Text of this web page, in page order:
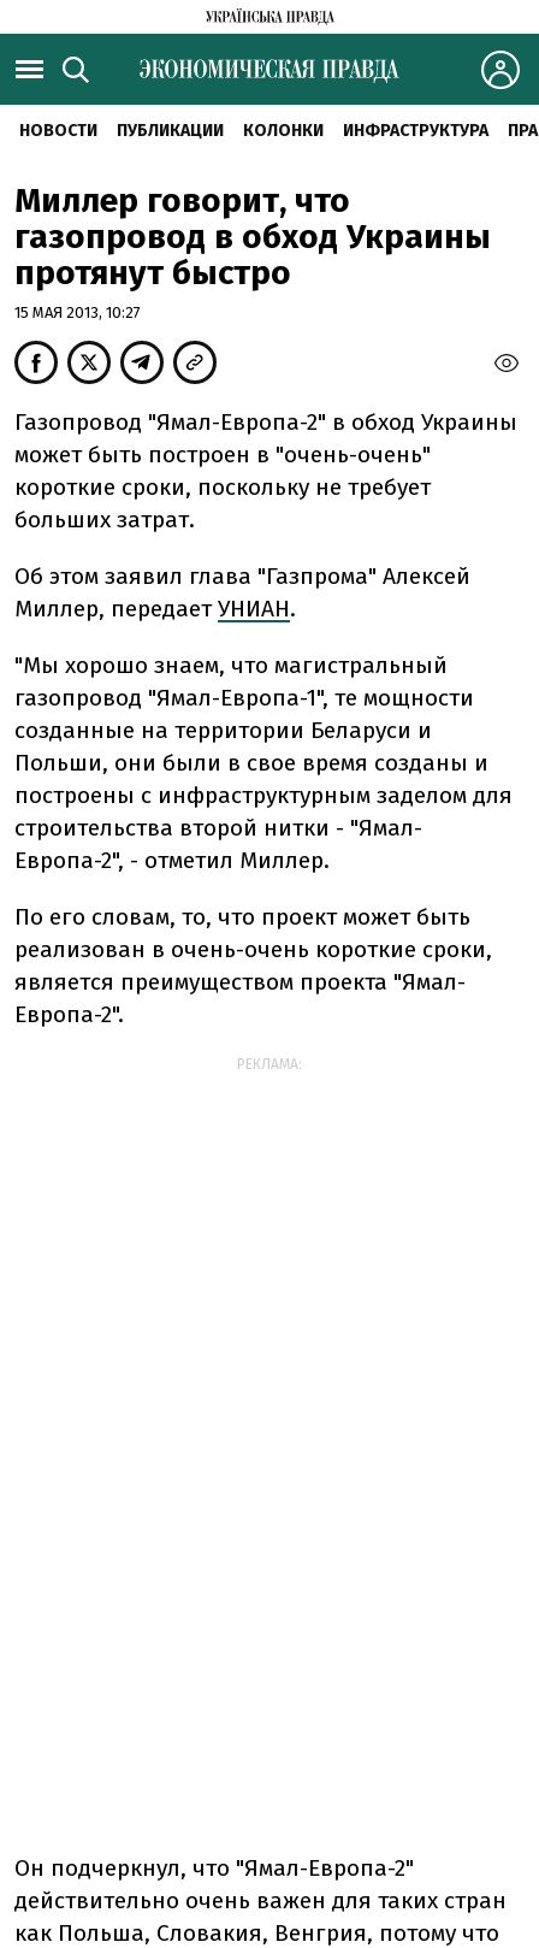
НОВОСТИ ПУБЛИКАЦИИ КОЛОНКИ ИНФРАСТРУКТУРА
Миллер говорит, что
газопровод в обход Украины
протянут быстро
15 МАЯ 2013, 10:27
Газопровод "Ямал-Европа-2" в обход Украины
может быть построен в "очень-очень"
короткие сроки, поскольку не требует
больших затрат.
Об этом заявил глава "Газпрома" Алексей
Миллер, передаетУНИАН.
"Мы хорошо знаем, что магистральный
газопровод "Ямал-Европа-1", те мощности
созданные на территории Беларуси и
Польши, они были в свое время созданы и
построены с инфраструктурным заделом для
строительства второй нитки - "Ямал-
Европа-2", - отметил Миллер.
По его словам, то, что проект может быть
реализован в очень-очень короткие сроки,
является преимуществом проекта "Ямал-
Европа-2".
РЕКЛАМА:
Он подчеркнул, что "Ямал-Европа-2"
действительно очень важен для таких стран
как Польша, Словакия, Венгрия, потому что